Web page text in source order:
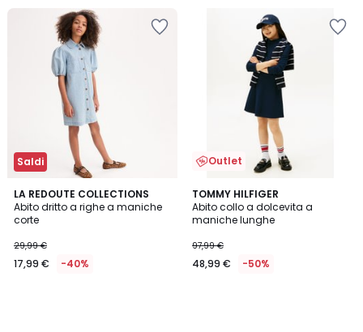
Saldi
LA REDOUTE COLLECTIONS
Abito dritto a righe a maniche
corte
29,99 €
17,99 € -40%
Outlet
TOMMY HILFIGER
Abito collo a dolcevita a
maniche lunghe
97,99 €
48,99 € -50%